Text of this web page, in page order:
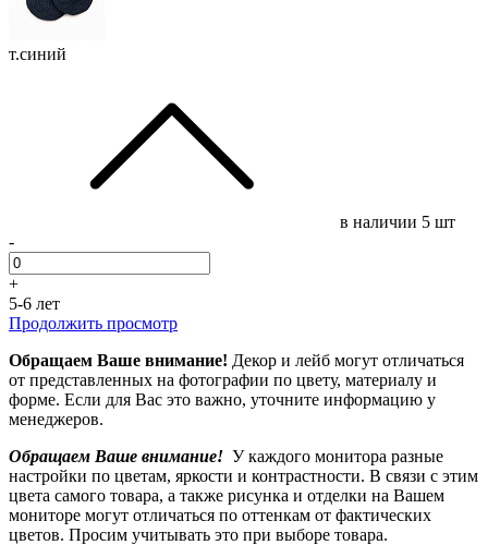
т.синий
в наличии 5 шт
-
+
5-6 лет
Продолжить просмотр
Обращаем Ваше внимание! Декор и лейб могут отличаться
от представленных на фотографии по цвету, материалу и
форме. Если для Вас это важно, уточните информацию у
менеджеров.
Обращаем Ваше внимание! У каждого монитора разные
настройки по цветам, яркости и контрастности. В связи с этим
цвета самого товара, а также рисунка и отделки на Вашем
мониторе могут отличаться по оттенкам от фактических
цветов. Просим учитывать это при выборе товара.